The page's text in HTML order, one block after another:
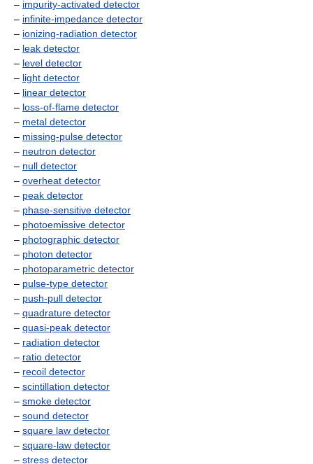
– impurity-activated detector
– infinite-impedance detector
– ionizing-radiation detector
– leak detector
– level detector
– light detector
– linear detector
– loss-of-flame detector
– metal detector
– missing-pulse detector
– neutron detector
– null detector
– overheat detector
– peak detector
– phase-sensitive detector
– photoemissive detector
– photographic detector
– photon detector
– photoparametric detector
– pulse-type detector
– push-pull detector
– quadrature detector
– quasi-peak detector
– radiation detector
– ratio detector
– recoil detector
– scintillation detector
– smoke detector
– sound detector
– square law detector
– square-law detector
– stress detector